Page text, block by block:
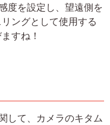
度を設定し、望遠側を
ングとして使用する
すね！
して、カメラのキタム